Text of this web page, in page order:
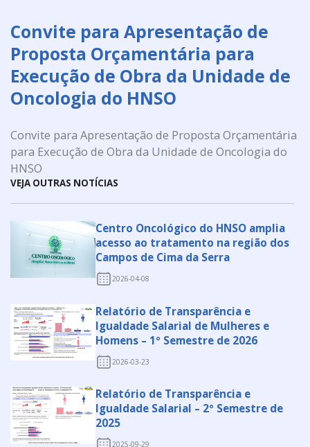
Convite para Apresentação de
Proposta Orçamentária para
Execução de Obra da Unidade de
Oncologia do HNSO
Convite para Apresentação de Proposta Orçamentária
para Execução de Obra da Unidade de Oncologia do
HNSO
VEJA OUTRAS NOTÍCIAS
Centro Oncológico do HNSO amplia
acesso ao tratamento na região dos
Campos de Cima da Serra
2026-04-08
Relatório de Transparência e
Igualdade Salarial de Mulheres e
Homens – 1º Semestre de 2026
2026-03-23
Relatório de Transparência e
Igualdade Salarial – 2º Semestre de
2025
2025-09-29